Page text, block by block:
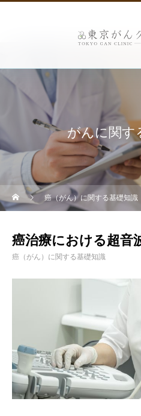
がんに関す
癌（がん）に関する基礎知識
癌治療における超音
癌（がん）に関する基礎知識